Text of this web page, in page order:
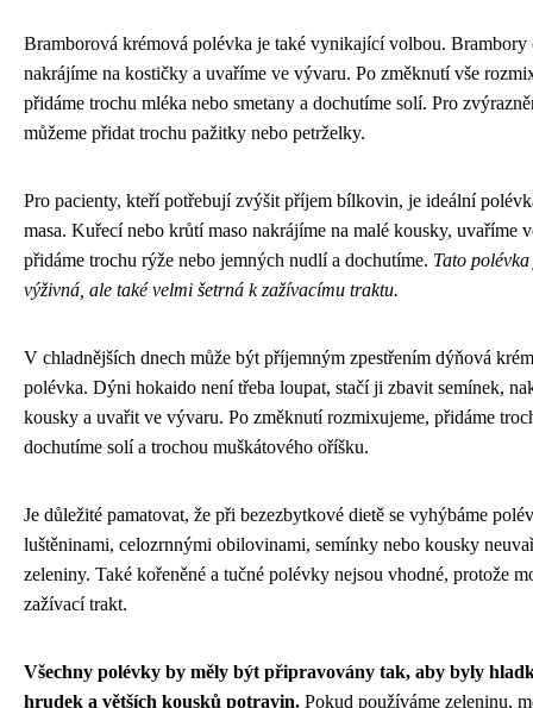
Bramborová krémová polévka je také vynikající volbou. Brambory
nakrájíme na kostičky a uvaříme ve vývaru. Po změknutí vše
přidáme trochu mléka nebo smetany a dochutíme solí. Pro
můžeme přidat trochu pažitky nebo petrželky.
Pro pacienty, kteří potřebují zvýšit příjem bílkovin, je ideální
masa. Kuřecí nebo krůtí maso nakrájíme na malé kousky, uvaříme
přidáme trochu rýže nebo jemných nudlí a dochutíme. Tato
výživná, ale také velmi šetrná k zažívacímu traktu.
V chladnějších dnech může být příjemným zpestřením dýňová
polévka. Dýni hokaido není třeba loupat, stačí ji zbavit semínek,
kousky a uvařit ve vývaru. Po změknutí rozmixujeme, přidáme
dochutíme solí a trochou muškátového oříšku.
Je důležité pamatovat, že při bezezbytkové dietě se vyhýbáme
luštěninami, celozrnnými obilovinami, semínky nebo kousky
zeleniny. Také kořeněné a tučné polévky nejsou vhodné, protože
zažívací trakt.
Všechny polévky by měly být připravovány tak, aby byly
hrudek a větších kousků potravin. Pokud používáme zeleninu,